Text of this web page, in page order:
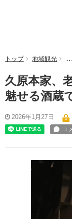
トップ 地域観光
久原本家、
魅せる酒蔵
2026年1月27日